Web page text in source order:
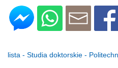
lista - Studia doktorskie -